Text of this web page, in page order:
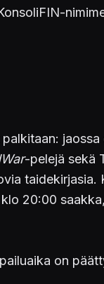
jaossa
-pelejä sekä
taidekirjasia.
20:00
on